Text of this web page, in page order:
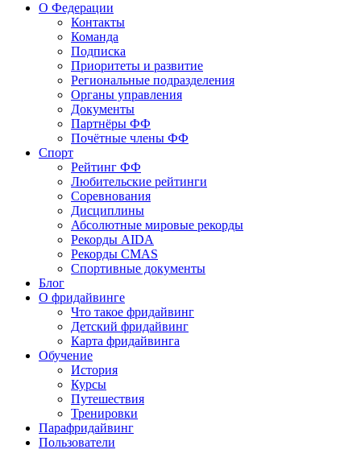
О Федерации
Контакты
Команда
Подписка
Приоритеты и развитие
Региональные подразделения
Органы управления
Документы
Партнёры ФФ
Почётные члены ФФ
Спорт
Рейтинг ФФ
Любительские рейтинги
Соревнования
Дисциплины
Абсолютные мировые рекорды
Рекорды AIDA
Рекорды CMAS
Спортивные документы
Блог
О фридайвинге
Что такое фридайвинг
Детский фридайвинг
Карта фридайвинга
Обучение
История
Курсы
Путешествия
Тренировки
Парафридайвинг
Пользователи